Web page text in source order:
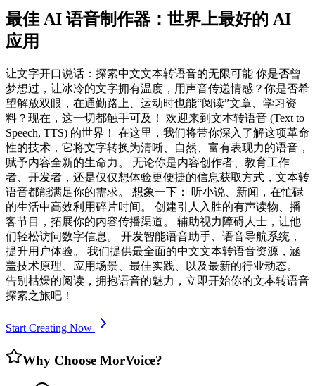
最佳 AI 语音制作器：世界上最好的 AI
应用
让文字开口说话：探索中文文本转语音的无限可能 你是否曾
梦想过，让冰冷的文字拥有温度，用声音传递情感？你是否希
望解放双眼，在通勤路上、运动时也能“阅读”文章、学习资
料？现在，这一切都触手可及！ 欢迎来到文本转语音 (Text to
Speech, TTS) 的世界！ 在这里，我们将带你深入了解这项革命
性的技术，它将文字转换为清晰、自然、富有表现力的语音，
赋予内容全新的生命力。 无论你是内容创作者、教育工作
者、开发者，还是仅仅想体验更便捷的信息获取方式，文本转
语音都能满足你的需求。 想象一下： 听小说、新闻，在忙碌
的生活中高效利用碎片时间。 创建引人入胜的有声读物、播
客节目，拓展你的内容传播渠道。 辅助视力障碍人士，让他
们轻松访问数字信息。 开发智能语音助手、语音导航系统，
提升用户体验。 我们提供最全面的中文文本转语音资源，涵
盖技术原理、应用场景、最佳实践、以及最新的行业动态。
告别枯燥的阅读，拥抱语音的魅力，立即开始你的文本转语音
探索之旅吧！
Start Creating Now
Why Choose MorVoice?